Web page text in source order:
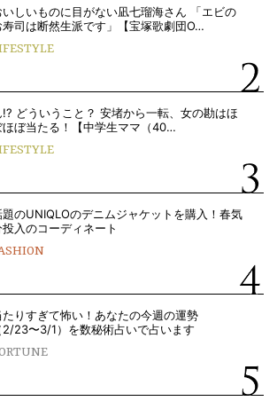
いしいものに目がない凪七瑠海さん 「エビの
寿司は断然生派です」【宝塚歌劇団O…
!? どういうこと？ 安堵から一転、女の勘はほ
ほぼ当たる！【中学生ママ（40…
題のUNIQLOのデニムジャケットを購入！春気
投入のコーディネート
たりすぎて怖い！あなたの今週の運勢
2/23〜3/1）を数秘術占いで占います